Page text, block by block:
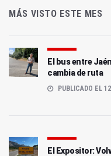
MÁS VISTO ESTE MES
El bus entre
cambia de ruta
PUBLICADO EL
El Expositor: